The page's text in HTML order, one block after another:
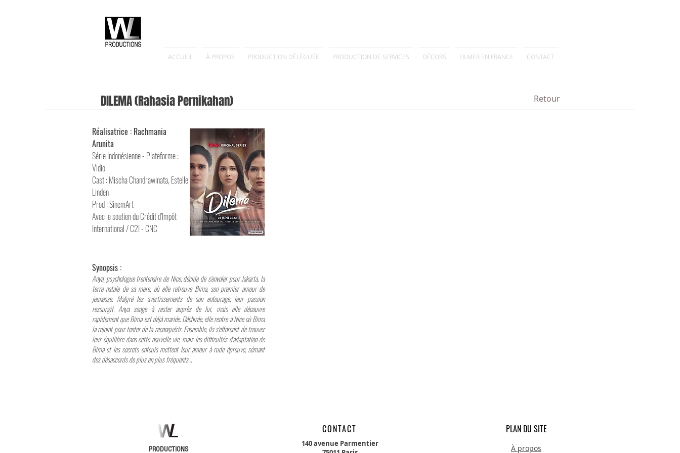
ACCUEIL À PROPOS PRODUCTION DÉLÉGUÉE PRODUCTION DE SERVICES DÉCORS FILMER EN FRANCE CONTACT
DILEMA (Rahasia Pernikahan) Retour
Réalisatrice : Rachmania
Arunita
SérieIndonésienne - Plateforme :
Vidio
Cast :Mischa Chandrawinata, Estelle
Linden
Prod : SinemArt
Avec le soutien du Crédit d’Impôt
International / C2I - CNC
Synopsis :
Anya, psychologue trentenaire de Nice, décide de s'envoler pour Jakarta, la
terre natale de sa mère, où elle retrouve Bima, son premier amour de
jeunesse. Malgré les avertissements de son entourage, leur passion
ressurgit. Anya songe à rester auprès de lui, mais elle découvre
rapidement que Bima est déjà mariée. Déchirée, elle rentre à Nice où Bima
la rejoint pour tenter de la reconquérir. Ensemble, ils s'efforcent de trouver
leur équilibre dans cette nouvelle vie, mais les difficultés d'adaptation de
Bima et les secrets enfouis mettent leur amour à rude épreuve, sémant
des désaccords de plus en plus fréquents…
PRODUCTIONS
CONTACT
140 avenue Parmentier
PLAN DU SITE
À propos